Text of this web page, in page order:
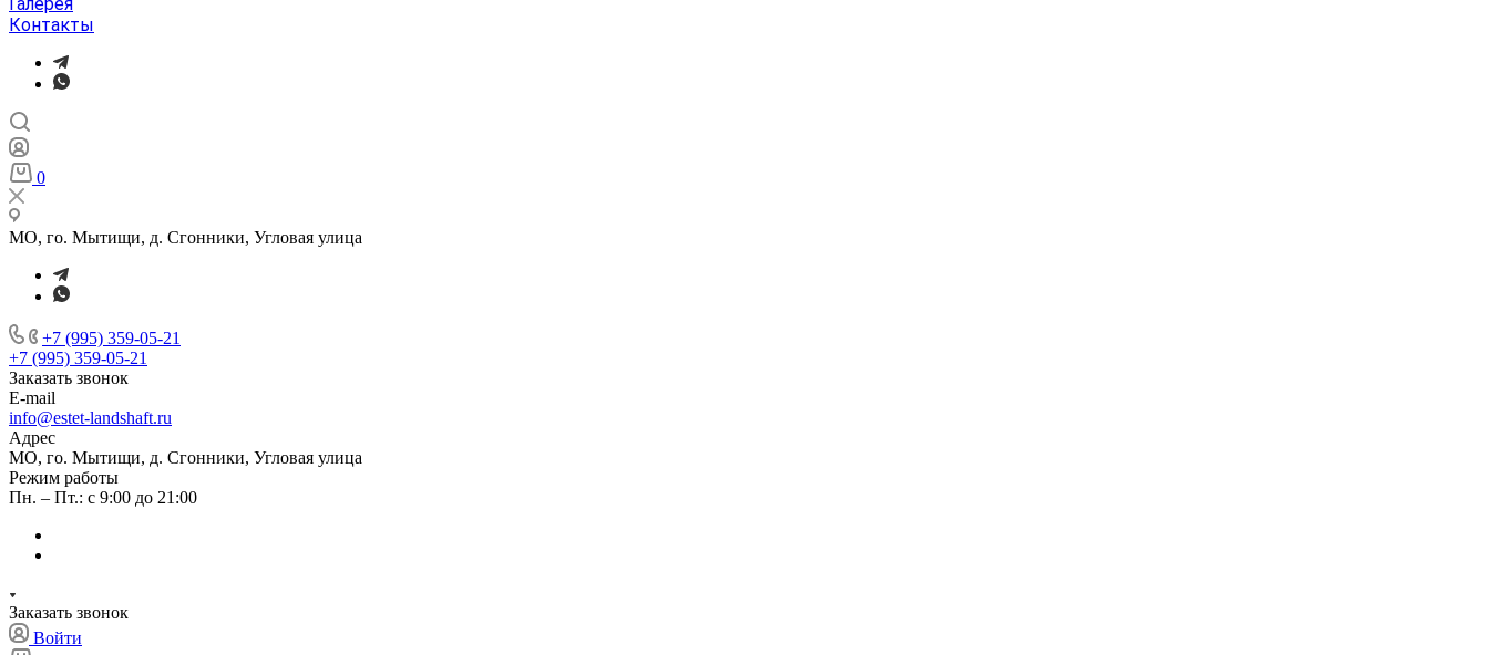
Контакты
0
МО, го. Мытищи, д. Сгонники, Угловая улица
+7 (995) 359-05-21
+7 (995) 359-05-21
Заказать звонок
E-mail
info@estet-landshaft.ru
Адрес
МО, го. Мытищи, д. Сгонники, Угловая улица
Режим работы
Пн. – Пт.: с 9:00 до 21:00
Заказать звонок
Войти